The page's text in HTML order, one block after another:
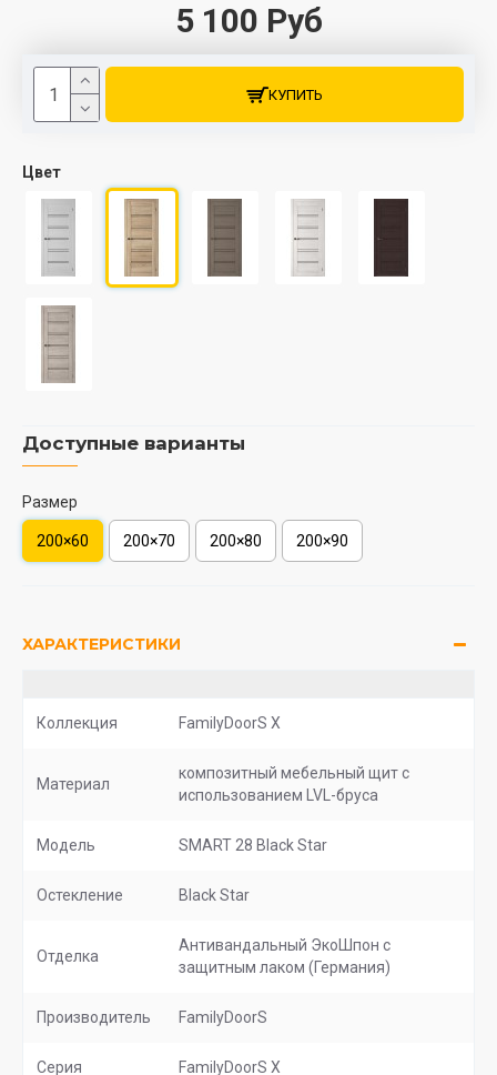
5 100 Руб
Цвет
Доступные варианты
Размер
200×60 200×70 200×80 200×90
КУПИТЬ
ХАРАКТЕРИСТИКИ
Коллекция FamilyDoorS X
Материал
композитный мебельный щит с
использованием LVL-бруса
Модель SMART 28 Black Star
Остекление Black Star
Отделка
Антивандальный ЭкоШпон с
защитным лаком (Германия)
Производитель FamilyDoorS
Серия FamilyDoorS X